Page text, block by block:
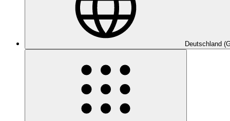
Deutschland